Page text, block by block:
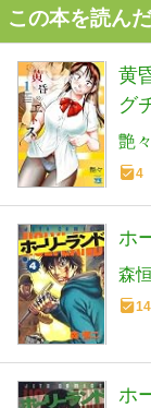
この本を読ん
黄
グ
艶々
4
ホ
森
14
ホ